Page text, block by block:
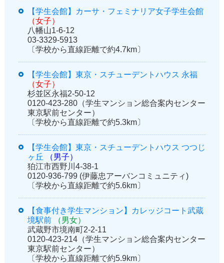
【学生会館】カーサ・フェミナリア女子学生会館
（女子）
八幡山1-6-12
03-3329-5913
〔学校から直線距離で約4.7km〕
【学生会館】東京・スチューデントハウス 永福
（女子）
杉並区永福2-50-12
0120-423-280（学生マンション総合案内センター
東京駅前センター）
〔学校から直線距離で約5.3km〕
【学生会館】東京・スチューデントハウス つつじ
ヶ丘
（男子）
狛江市西野川4-38-1
0120-936-799 (伊藤忠アーバンコミュニティ)
〔学校から直線距離で約5.6km〕
【食事付き学生マンション】カレッジコート武蔵
境駅前
（男女）
武蔵野市境南町2-2-11
0120-423-214（学生マンション総合案内センター
東京駅前センター）
〔学校から直線距離で約5.9km〕